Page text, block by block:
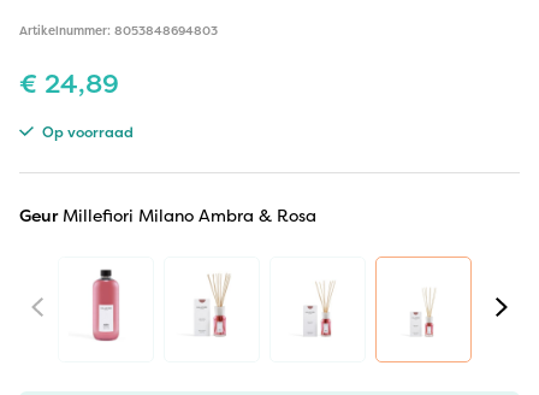
Artikelnummer: 8053848694803
€ 24,89
Op voorraad
Geur Millefiori Milano Ambra & Rosa